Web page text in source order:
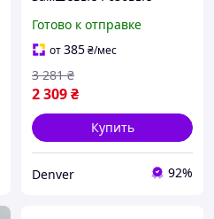
Спортивные Denver
Кросівки Жіночі Замшеві
Рожеві Демісезонні
Спортивні
Готово к отправке
от385₴/мес
2 309₴
3 281 ₴
Купить
Denver 92%